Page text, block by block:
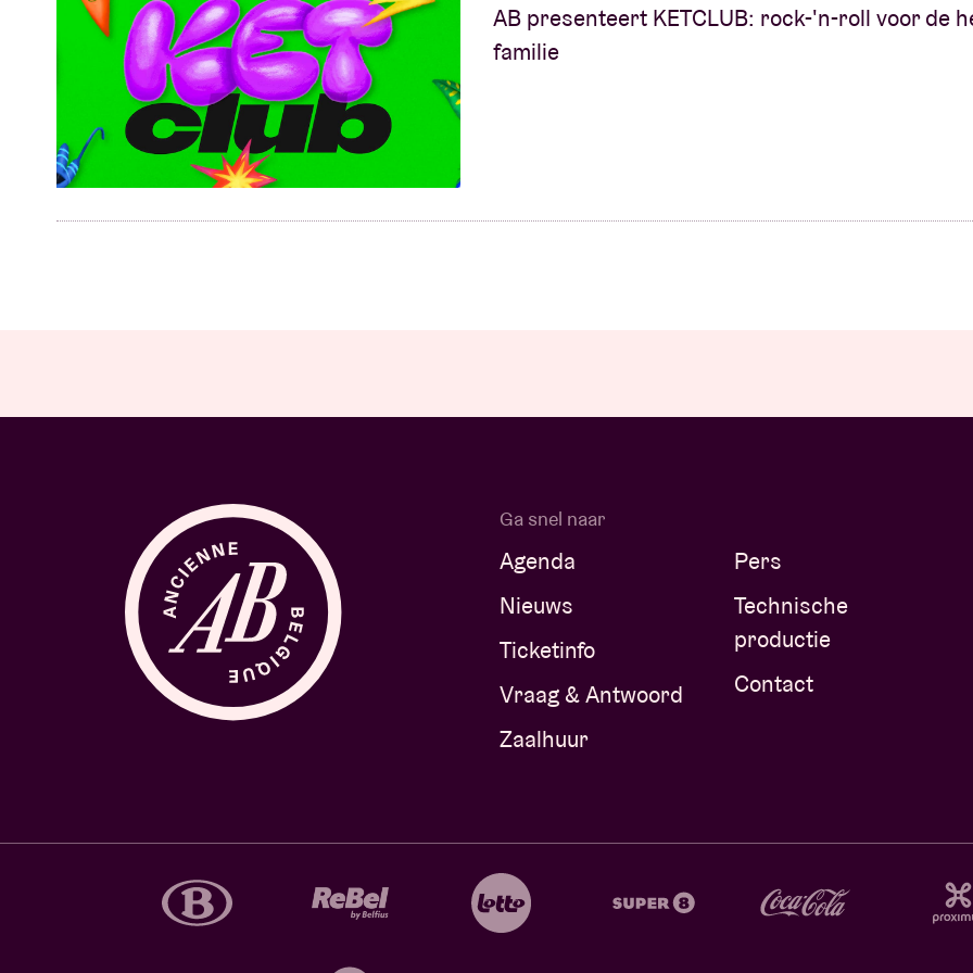
AB presenteert KETCLUB: rock-'n-roll voor de
familie
Ga snel naar
Agenda
Nieuws
Ticketinfo
Vraag & Antwoord
Zaalhuur
Pers
Technische
productie
Contact